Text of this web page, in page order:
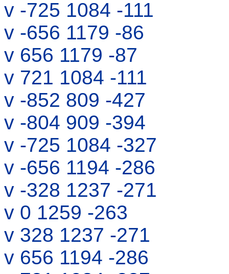
v -725 1084 -111
v -656 1179 -86
v 656 1179 -87
v 721 1084 -111
v -852 809 -427
v -804 909 -394
v -725 1084 -327
v -656 1194 -286
v -328 1237 -271
v 0 1259 -263
v 328 1237 -271
v 656 1194 -286